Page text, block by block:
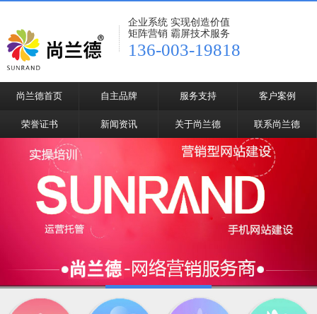
企业系统 实现创造价值
矩阵营销 霸屏技术服务
136-003-19818
尚兰德首页 自主品牌 服务支持 客户案例
荣誉证书 新闻资讯 关于尚兰德 联系尚兰德